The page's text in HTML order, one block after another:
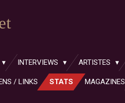
INTERVIEWS ARTISTES
/ LINKS STATS MAGAZINES